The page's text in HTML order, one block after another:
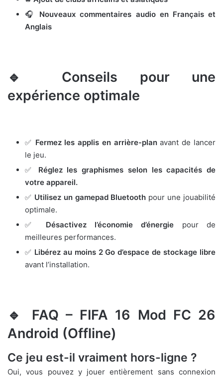
🎧 Nouveaux commentaires audio en Français et
Anglais
🔹 Conseils pour une
expérience optimale
✅ Fermez les applis en arrière-planavant de lancer
le jeu.
✅ Réglez les graphismes selon les capacités de
votre appareil.
✅ Utilisez un gamepad Bluetooth pour une jouabilité
optimale.
✅ Désactivez l’économie d’énergie pour de
meilleures performances.
✅ Libérez au moins 2 Go d’espace de stockage libre
avant l’installation.
🔹 FAQ – FIFA 16 Mod FC 26
Android (Offline)
Ce jeu est-il vraiment hors-ligne ?
Oui, vous pouvez y jouer entièrement sans connexion